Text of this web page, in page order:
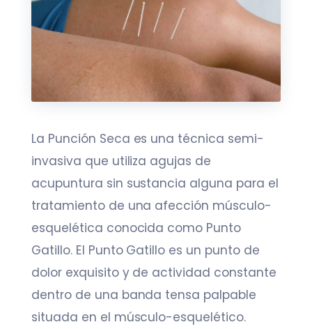
La Punción Seca es una técnica semi-
invasiva que utiliza agujas de
acupuntura sin sustancia alguna para el
tratamiento de una afección músculo-
esquelética conocida como Punto
Gatillo. El Punto Gatillo es un punto de
dolor exquisito y de actividad constante
dentro de una banda tensa palpable
situada en el músculo-esquelético.